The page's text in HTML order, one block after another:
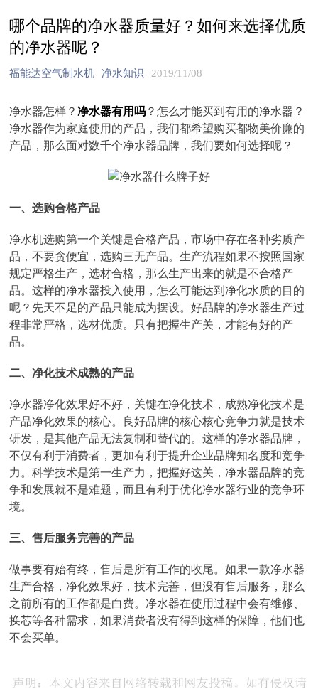
哪个品牌的净水器质量好？如何来选择优质
的净水器呢？
福能达空气制水机 净水知识 2019/11/08
净水器怎样？净水器有用吗 ？怎么才能买到有用的净水器？
净水器作为家庭使用的产品，我们都希望购买都物美价廉的
产品，那么面对数千个净水器品牌，我们要如何选择呢？
一、选购合格产品
净水机选购第一个关键是合格产品，市场中存在各种劣质产
品，不要贪便宜，选购三无产品。生产流程如果不按照国家
规定严格生产，选材合格，那么生产出来的就是不合格产
品。这样的净水器投入使用，怎么可能达到净化水质的目的
呢？先天不足的产品只能成为摆设。好品牌的净水器生产过
程非常严格，选材优质。只有把握生产关，才能有好的产
品。
二、净化技术成熟的产品
净水器净化效果好不好，关键在净化技术，成熟净化技术是
产品净化效果的核心。良好品牌的核心核心竞争力就是技术
研发，是其他产品无法复制和替代的。这样的净水器品牌，
不仅有利于消费者，更加有利于提升企业品牌知名度和竞争
力。科学技术是第一生产力，把握好这关，净水器品牌的竞
争和发展就不是难题，而且有利于优化净水器行业的竞争环
境。
三、售后服务完善的产品
做事要有始有终，售后是所有工作的收尾。如果一款净水器
生产合格，净化效果好，技术完善，但没有售后服务，那么
之前所有的工作都是白费。净水器在使用过程中会有维修、
换芯等各种需求，如果消费者没有得到这样的保障，他们也
不会买单。